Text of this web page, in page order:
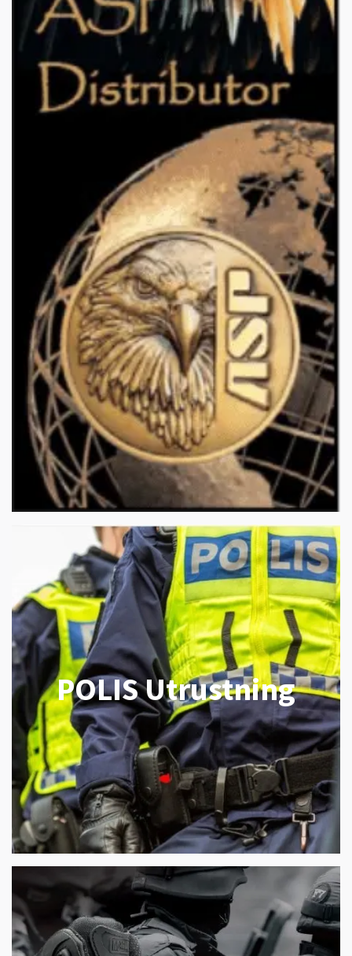
POLIS Utrustning